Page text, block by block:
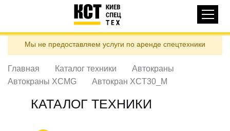
содержанию
навигация
КАТАЛОГ ТЕХНИКИ
ДОСТАВКА И ОПЛАТА
О НАС
КОНТАКТЫ
Мы не предоставляем услуги по аренде спецтехники
Главная Каталог техники
Автокраны
Автокраны XCMG
Автокран XCT30_M
КАТАЛОГ ТЕХНИКИ